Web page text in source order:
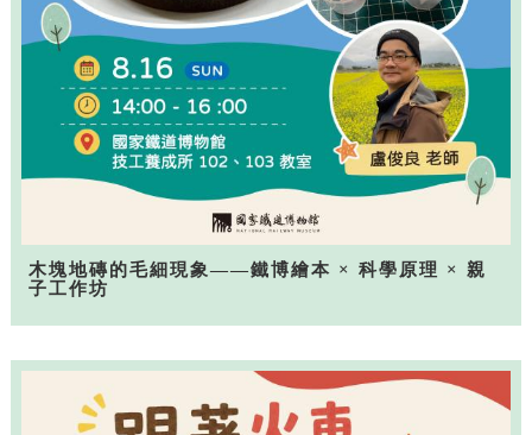
木塊地磚的毛細現象——鐵博繪本 × 科學原理 × 親
子工作坊